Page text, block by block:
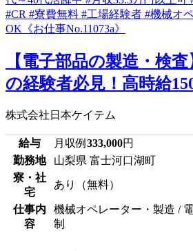
【電子部品の製造・検
の経験者必見！高時給
株式会社日本ケイテム
給与 月収例 333,000円
勤務地
山梨県 富士河口湖町
寮・社
宅
あり（無料）
仕事内
容
機械オペレーター・製造 /
制